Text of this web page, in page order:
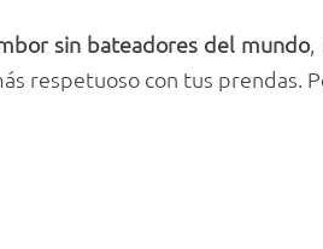
sin bateadores del mundo,
respetuoso con tus prendas.